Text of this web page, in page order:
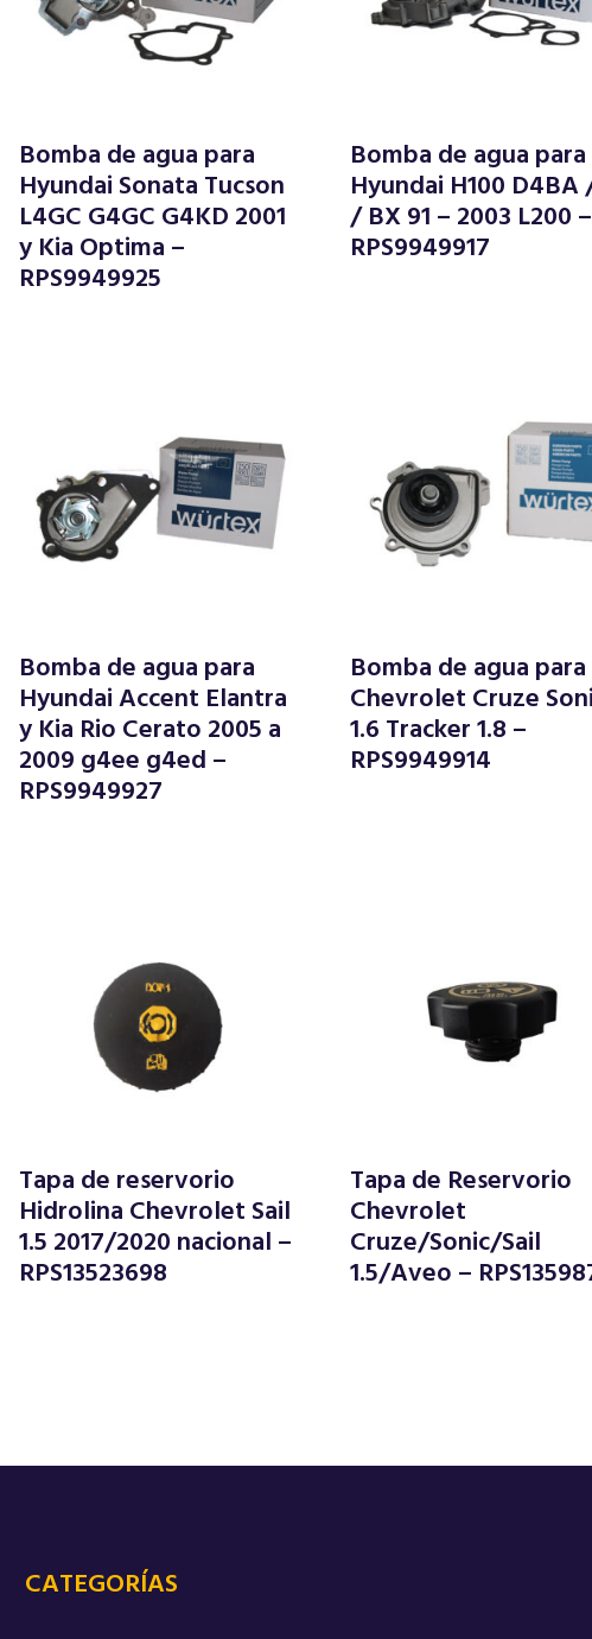
Bomba de agua para
Hyundai Sonata Tucson
L4GC G4GC G4KD 2001
y Kia Optima –
RPS9949925
Bomba de agua para
Hyundai H100 D4BA
/ BX 91 – 2003 L200 –
RPS9949917
Bomba de agua para
Hyundai Accent Elantra
y Kia Rio Cerato 2005 a
2009 g4ee g4ed –
RPS9949927
Bomba de agua para
Chevrolet Cruze
1.6 Tracker 1.8 –
RPS9949914
Tapa de reservorio
Hidrolina Chevrolet Sail
1.5 2017/2020 nacional –
RPS13523698
Tapa de Reservorio
Chevrolet
Cruze/Sonic/Sail
1.5/Aveo –
CATEGORÍAS